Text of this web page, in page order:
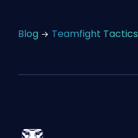
Blog Teamfight Tactics